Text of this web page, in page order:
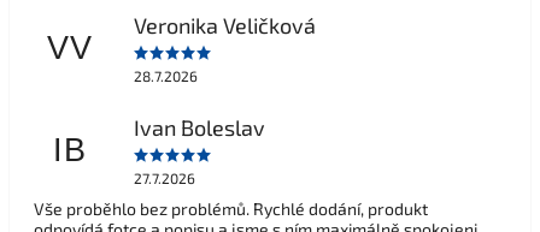
VV
Veronika Veličková
28.7.2026
IB
Ivan Boleslav
27.7.2026
Vše proběhlo bez problémů. Rychlé dodání, produkt